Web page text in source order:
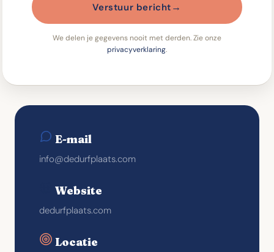
Verstuur bericht →
We delen je gegevens nooit met derden. Zie onze
privacyverklaring.
E-mail
info@dedurfplaats.com
Website
dedurfplaats.com
Locatie